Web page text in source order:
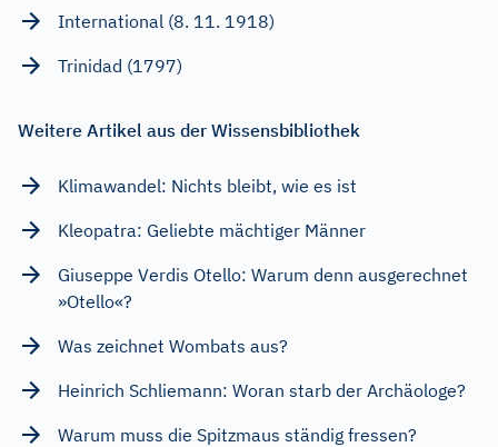
International (8. 11. 1918)
Trinidad (1797)
Weitere Artikel aus der Wissensbibliothek
Klimawandel: Nichts bleibt, wie es ist
Kleopatra: Geliebte mächtiger Männer
Giuseppe Verdis Otello: Warum denn ausgerechnet
»Otello«?
Was zeichnet Wombats aus?
Heinrich Schliemann: Woran starb der Archäologe?
Warum muss die Spitzmaus ständig fressen?